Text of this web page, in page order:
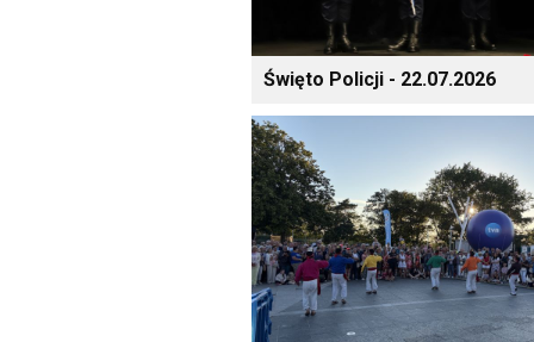
Święto Policji - 22.07.2026